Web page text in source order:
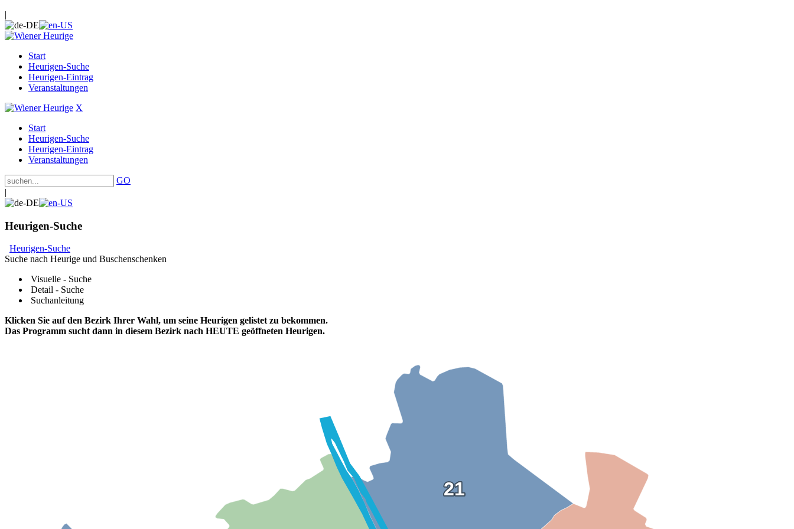
|
Start
Heurigen-Suche
Heurigen-Eintrag
Veranstaltungen
X
Start
Heurigen-Suche
Heurigen-Eintrag
Veranstaltungen
GO
|
Heurigen-Suche
Heurigen-Suche
Suche nach Heurige und Buschenschenken
Visuelle - Suche
Detail - Suche
Suchanleitung
Klicken Sie auf den Bezirk Ihrer Wahl, um seine Heurigen gelistet zu bekommen.
Das Programm sucht dann in diesem Bezirk nach HEUTE geöffneten Heurigen.
21
21